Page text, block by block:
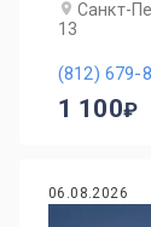
Санкт-
13
(812) 679-
1 100
06.08.2026